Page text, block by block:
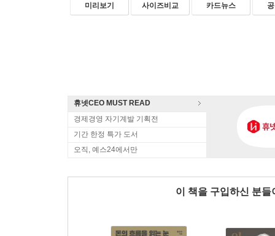
미리보기 사이즈비교 카드뉴스
휴넷CEO MUST READ
경제경영 자기계발 기획전
기간 한정 특가 도서
오직, 예스24에서만
이 책을 구입하신 분